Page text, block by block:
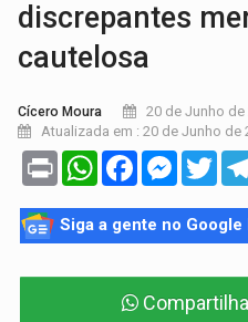
discrepantes
cautelosa
Cícero Moura
20 de Junho de
Atualizada em : 20 de Junho de
Print WhatsAppFacebook
Siga a gente no Google